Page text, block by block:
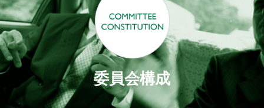
委員会構成